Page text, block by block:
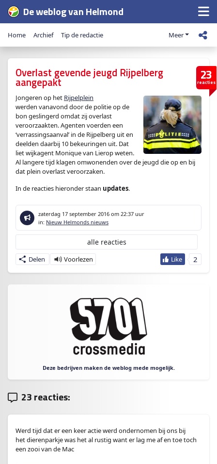
De weblog van Helmond
Home Archief Tip de redactie Meer
23
reacties
Overlast gevende jeugd Rijpelberg
aangepakt
Jongeren op het Rijpelplein
werden vanavond door de politie op de
bon geslingerd omdat zij overlast
veroorzaakten. Agenten voerden een
‘verrassingsaanval’ in de Rijpelberg uit en
deelden daarbij 10 bekeuringen uit. Dat
liet wijkagent Monique van Lierop weten.
Al langere tijd klagen omwonenden over de jeugd die op en bij
dat plein overlast veroorzaken.
In de reacties hieronder staan updates.
zaterdag 17 september 2016 om 22:37 uur
in: Nieuw Helmonds nieuws
2
Delen
alle reacties
Deze bedrijven maken de weblog mede mogelijk.
23 reacties:
Werd tijd dat er een keer actie werd ondernomen bij ons bij
het dierenparkje was het al rustig want er lag me af en toe toch
een zooi van de Mac